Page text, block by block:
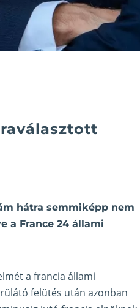
hátra semmiképp nem
a France 24 állami
a francia állami
felütés után azonban